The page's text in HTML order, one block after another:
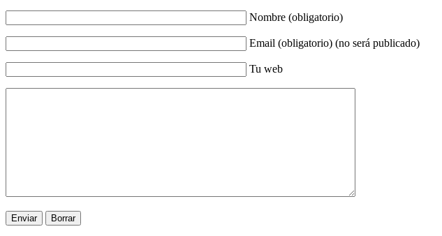
Nombre (obligatorio)
Email (obligatorio) (no será publicado)
Tu web